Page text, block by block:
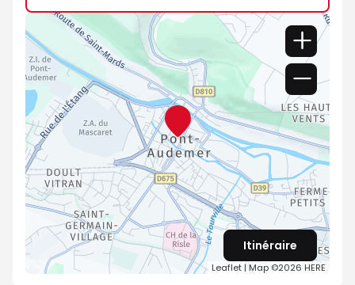
Leaflet| Map ©2026 HERE
Itinéraire